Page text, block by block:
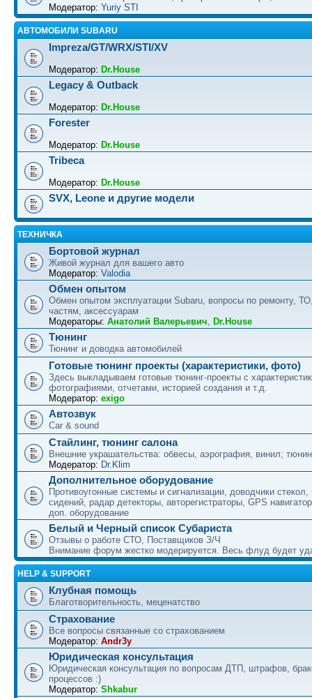
Модератор: Yuriy STI
АВТОМОБИЛИ SUBARU
Impreza/GT/WRX/STI/XV
Модератор: Dr.House
Legacy & Outback
Модератор: Dr.House
Forester
Модератор: Dr.House
Tribeca
Модератор: Dr.House
SVX, Leone и другие модели
ТЕХНИЧКА
Бортовой журнал
Живой журнал для вашего авто
Модератор: Valodia
Обмен опытом
Обмен опытом эксплуатации Subaru, вопросы по ремонту,
частям, аксессуарам
Модераторы: Анатолий Валерьевич, Dr.House
Тюнинг
Тюнинг и доводка автомобилей
Готовые тюнинг проекты (характеристики, фото)
Здесь выкладываем готовые тюнинг-проекты с
фотографиями, отчетами, историей создания и т.д.
Модератор: exigo
Автозвук
Car & sound
Стайлинг, тюнинг салона
Внешние украшательства: обвесы, аэрография, винил;
Модератор: Dr.Klim
Дополнительное оборудование
Противоугонные системы и сигнализации, доводчики стекол,
сидений, радар детекторы, авторегистраторы, GPS
доп. оборудование
Белый и Черный список Субариста
Отзывы о работе СТО, Поставщиков З/Ч
Внимание форум жестко модерируется. Весь флуд будет
HELP & SUPPORT
Клубная помощь
Благотворительность, меценатство
Страхование
Все вопросы связанные со страхованием
Модератор: Andr3y
Юридическая консультация
Юридическая консультация по вопросам ДТП, штрафов,
процессов :)
Модератор: Shkabur